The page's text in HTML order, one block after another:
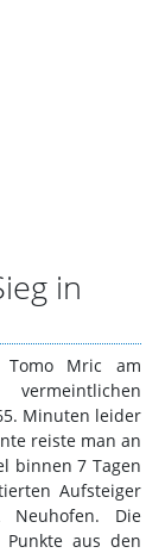
in
Tomo Mric am
Minuten leider
reiste man an
binnen 7 Tagen
Aufsteiger
Neuhofen. Die
aus den